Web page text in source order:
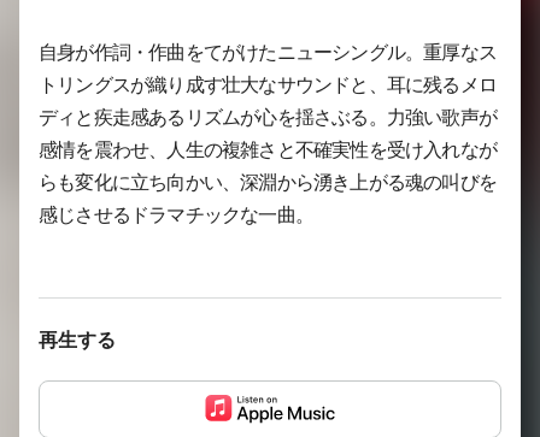
自身が作詞・作曲をてがけたニューシングル。重厚なス
トリングスが織り成す壮大なサウンドと、耳に残るメロ
ディと疾走感あるリズムが心を揺さぶる。力強い歌声が
感情を震わせ、人生の複雑さと不確実性を受け入れなが
らも変化に立ち向かい、深淵から湧き上がる魂の叫びを
感じさせるドラマチックな一曲。
再生する